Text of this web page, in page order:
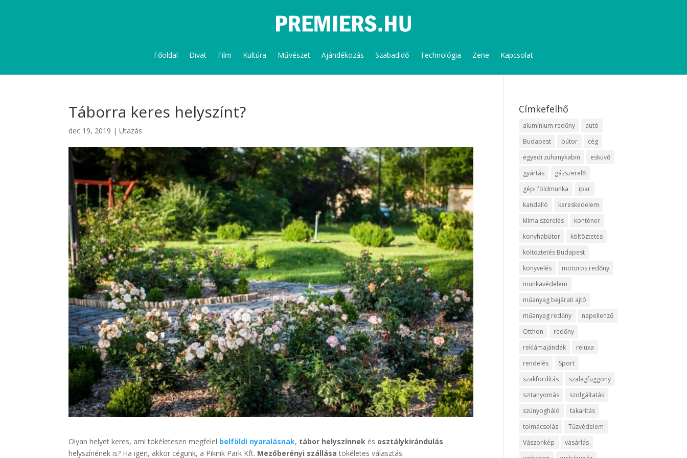
Főoldal Divat Film Kultúra Művészet Ajándékozás Szabadidő Technológia Zene Kapcsolat
Táborra keres helyszínt?
dec 19, 2019 |Utazás
Olyan helyet keres, ami tökéletesen megfelel belföldi nyaralásnak, tábor helyszínnek és osztálykirándulás
helyszínének is? Ha igen, akkor cégünk, a Piknik Park Kft. Mezőberényi szállása tökéletes választás.
Címkefelhő
alumínium redőny
autó
Budapest
bútor
cég
egyedi zuhanykabin
esküvő
gyártás
gázszerelő
gépi földmunka
ipar
kandalló
kereskedelem
klíma szerelés
konténer
konyhabútor
költöztetés
költöztetés Budapest
könyvelés
motoros redőny
munkavédelem
műanyag bejárati ajtó
műanyag redőny
napellenző
Otthon
redőny
reklámajándék
reluxa
rendelés
Sport
szakfordítás
szalagfüggöny
szitanyomás
szolgáltatás
szúnyogháló
takarítás
tolmácsolás
Tűzvédelem
Vászonkép
vásárlás